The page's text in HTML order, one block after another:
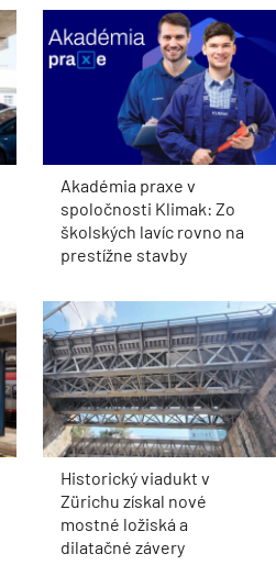
Akadémia praxe v
spoločnosti Klimak: Zo
školských lavíc rovno na
prestížne stavby
Historický viadukt v
Zürichu získal nové
mostné ložiská a
dilatačné závery